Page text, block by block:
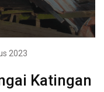
2023
Katingan